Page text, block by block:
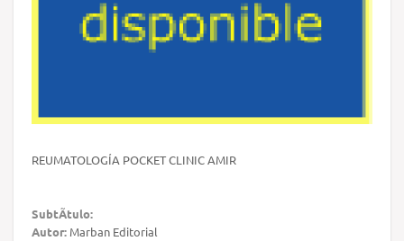
REUMATOLOGÍA POCKET CLINIC AMIR
SubtÃ­tulo:
Autor: Marban Editorial